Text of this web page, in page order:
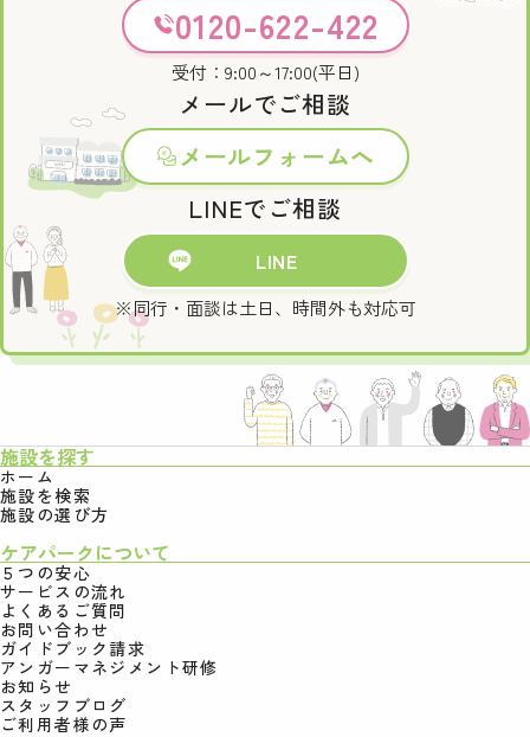
0120-622-422
受付：9:00～17:00(平日)
メールでご相談
メールフォームへ
LINEでご相談
LINE
※同行・面談は土日、時間外も対応可
施設を探す
ホーム
施設を検索
施設の選び方
ケアパークについて
５つの安心
サービスの流れ
よくあるご質問
お問い合わせ
ガイドブック請求
アンガーマネジメント研修
お知らせ
スタッフブログ
ご利用者様の声